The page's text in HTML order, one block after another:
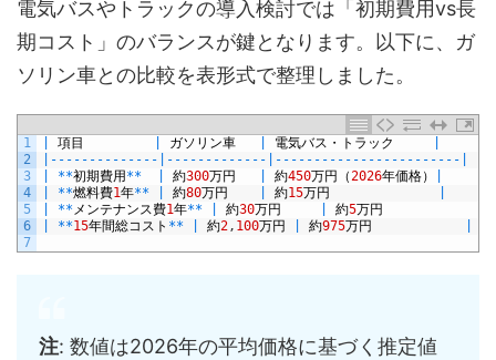
電気バスやトラックの導入検討では「初期費用vs長
期コスト」のバランスが鍵となります。以下に、ガ
ソリン車との比較を表形式で整理しました。
1
2
3
4
5
6
7
項目 ガソリン車 電気バス・トラック
-- -- -- -- -- -- -- -- -- -- -- -- -- - -- -- -- -- -- -- -- -- -- -- -- --
**初期費用 ** 約300万円 約450万円（2026年価格）
**燃料費1年** 約80万円 約15万円
** メンテナンス費1年** 約30万円 約5万円
**15年間総コスト ** 約2, 100万円 約975万円
注: 数値は2026年の平均価格に基づく推定値